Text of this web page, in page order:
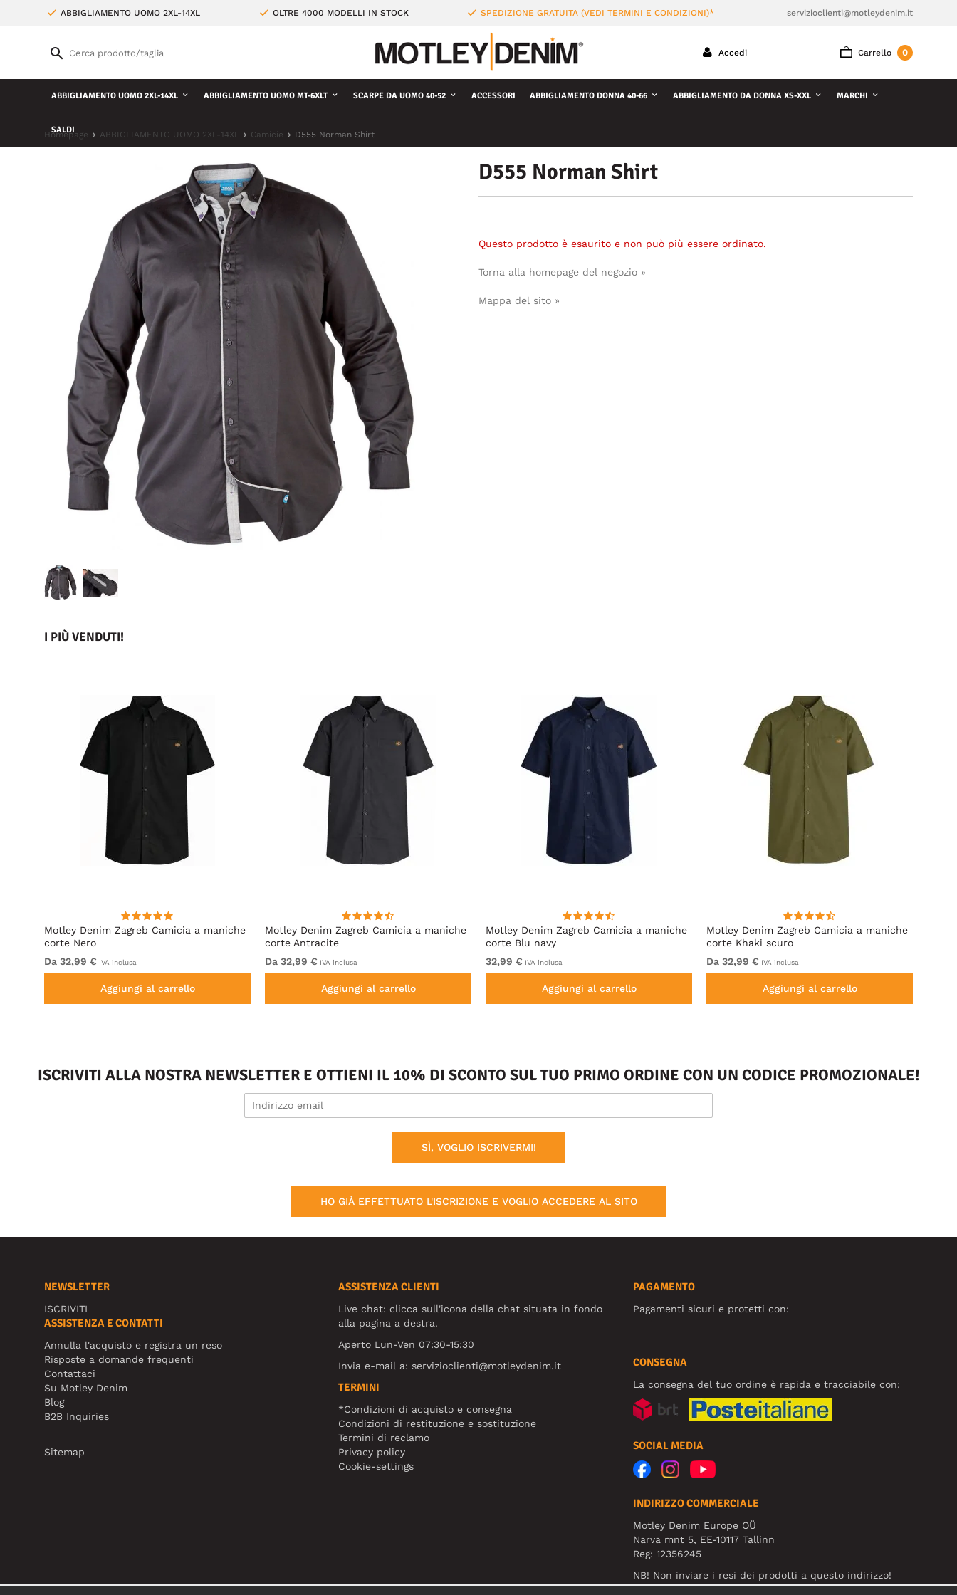
ABBIGLIAMENTO UOMO 2XL-14XL OLTRE 4000 MODELLI IN STOCK SPEDIZIONE GRATUITA (VEDI TERMINI E CONDIZIONI)* servizioclienti@motleydenim.it
Carrello 0
Accedi
ABBIGLIAMENTO UOMO 2XL-14XL ABBIGLIAMENTO UOMO MT-6XLT SCARPE DA UOMO 40-52 ACCESSORI ABBIGLIAMENTO DONNA 40-66 ABBIGLIAMENTO DA DONNA XS-XXL MARCHI
SALDI
Homepage ABBIGLIAMENTO UOMO 2XL-14XL Camicie D555 Norman Shirt
D555 Norman Shirt
Questo prodotto è esaurito e non può più essere ordinato.
Torna alla homepage del negozio »
Mappa del sito »
I PIÙ VENDUTI!
Motley Denim Zagreb Camicia a maniche
corte Nero
Da 32,99 € IVA inclusa
Aggiungi al carrello
Motley Denim Zagreb Camicia a maniche
corte Antracite
Da 32,99 € IVA inclusa
Aggiungi al carrello
Motley Denim Zagreb Camicia a maniche
corte Blu navy
32,99 € IVA inclusa
Aggiungi al carrello
Motley Denim Zagreb Camicia a maniche
corte Khaki scuro
Da 32,99 € IVA inclusa
Aggiungi al carrello
ISCRIVITI ALLA NOSTRA NEWSLETTER E OTTIENI IL 10% DI SCONTO SUL TUO PRIMO ORDINE CON UN CODICE PROMOZIONALE!
SÌ, VOGLIO ISCRIVERMI!
HO GIÀ EFFETTUATO L'ISCRIZIONE E VOGLIO ACCEDERE AL SITO
NEWSLETTER
ISCRIVITI
ASSISTENZA E CONTATTI
Annulla l'acquisto e registra un reso
Risposte a domande frequenti
Contattaci
Su Motley Denim
Blog
B2B Inquiries
Sitemap
ASSISTENZA CLIENTI
Live chat: clicca sull'icona della chat situata in fondo
alla pagina a destra.
Aperto Lun-Ven 07:30-15:30
Invia e-mail a:servizioclienti@motleydenim.it
TERMINI
*Condizioni di acquisto e consegna
Condizioni di restituzione e sostituzione
Termini di reclamo
Privacy policy
Cookie-settings
PAGAMENTO
Pagamenti sicuri e protetti con:
CONSEGNA
La consegna del tuo ordine è rapida e tracciabile con:
SOCIAL MEDIA
INDIRIZZO COMMERCIALE
Motley Denim Europe OÜ
Narva mnt 5, EE-10117 Tallinn
Reg: 12356245
NB! Non inviare i resi dei prodotti a questo indirizzo!